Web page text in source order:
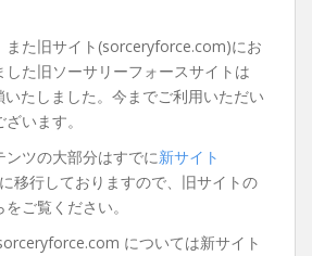
また旧サイト(sorceryforce.com)にお
した旧ソーサリーフォースサイトは
たしました。今までご利用いただい
います。
ンツの大部分はすでに新サイト
に移行しておりますので、旧サイトの
ご覧ください。
については新サイト